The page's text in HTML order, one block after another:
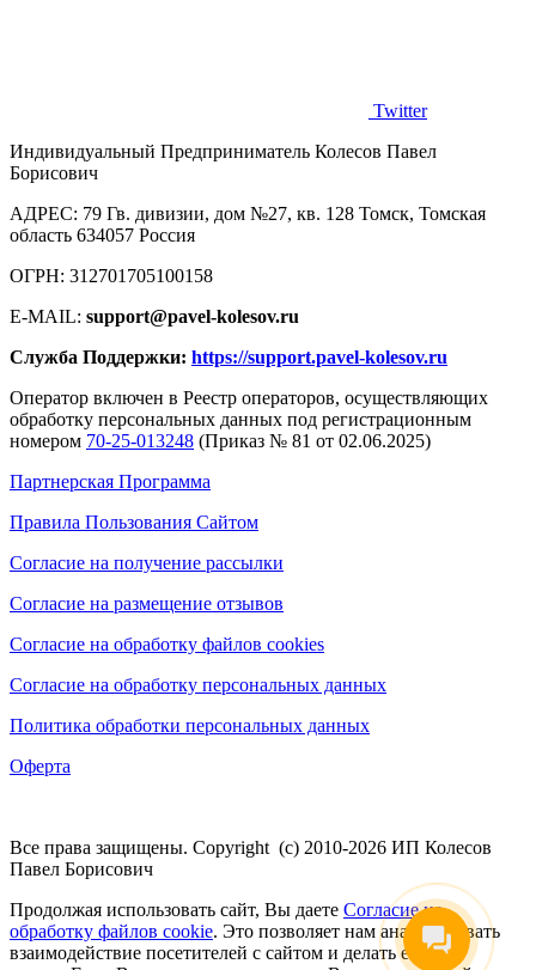
Twitter
Индивидуальный Предприниматель Колесов Павел
Борисович
AДРЕС: 79 Гв. дивизии, дом №27, кв. 128 Томск, Томская
область 634057 Россия
ОГРН: 312701705100158
E-MAIL: support@pavel-kolesov.ru
Служба Поддержки: https://support.pavel-kolesov.ru
Оператор включен в Реестр операторов, осуществляющих
обработку персональных данных под регистрационным
номером 70-25-013248 (Приказ № 81 от 02.06.2025)
Партнерская Программа
Правила Пользования Сайтом
Согласие на получение рассылки
Согласие на размещение отзывов
Согласие на обработку файлов cookies
Согласие на обработку персональных данных
Политика обработки персональных данных
Оферта
Все права защищены. Copyright (с) 2010-2026 ИП Колесов
Павел Борисович
Продолжая использовать сайт, Вы даете Согласие на
обработку файлов cookie. Это позволяет нам анализировать
взаимодействие посетителей с сайтом и делать его